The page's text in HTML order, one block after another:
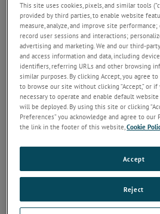
Aujourd’hui, Atlas reste le principal
services d’essais de résistance aux
les équipementiers automobiles et
afin qu’ils puissent répondre à leurs
automobiles ainsi qu’à celles de
corrosion (brouillard salin/pulvérisation)
exigences des méthodes d’essais
représentent aujourd’hui une partie
automobiles.
Atlas est un pionnier des méthodes
capteurs et écrans automobiles
des technologies d’essai pour les
écrans « Têtes-Hautes » et les éclairages
This site uses cookies, pixels, and similar tools
provided by third parties, to enable website
measure, analyze, and improve site
record user sessions and interactions;
advertising and marketing. We and our third-
and access information and data, including
identifiers, referring URLs and other browsing
similar purposes. By clicking Accept, you agree
to browse our site without clicking “Accept,” or if
necessary to operate and enable default
will be deployed. By using this site or clicking
Preferences” you acknowledge and agree to our
the link in the footer of this website,Cookie
Reject
Accept